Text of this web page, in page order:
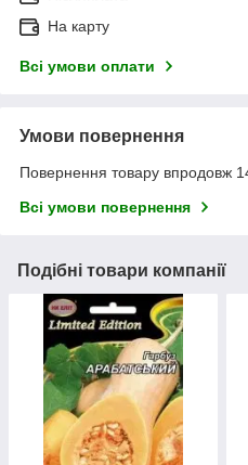
На карту
Всі умови оплати
Умови повернення
Повернення товару впродовж
Всі умови повернення
Подібні товари компанії